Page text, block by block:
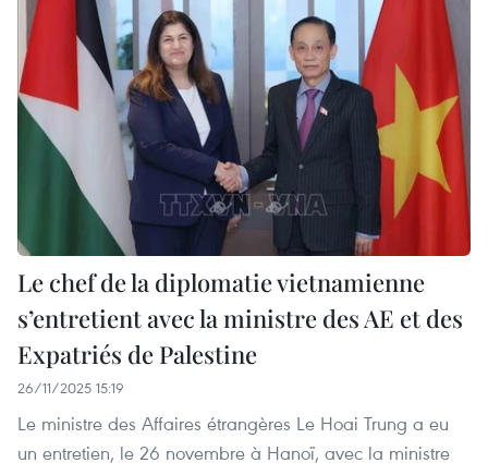
Le chef de la diplomatie vietnamienne
s’entretient avec la ministre des AE et des
Expatriés de Palestine
26/11/2025 15:19
Le ministre des Affaires étrangères Le Hoai Trung a eu
un entretien, le 26 novembre à Hanoï, avec la ministre